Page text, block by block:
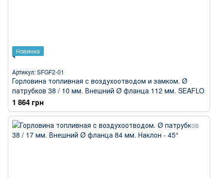
Новинка
Артикул: SFGF2-01
Горловина топливная с воздухоотводом и замком. Ø
патрубков 38 / 10 мм. Внешний Ø фланца 112 мм. SEAFLO
1 864 грн